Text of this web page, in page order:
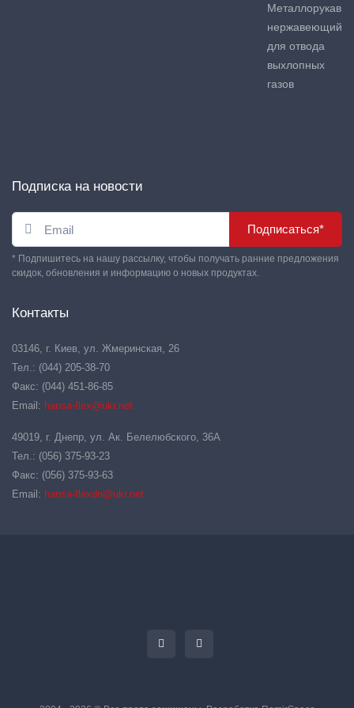
Металлорукав
нержавеющий
для отвода
выхлопных
газов
Подписка на новости
Подписаться*
* Подпишитесь на нашу рассылку, чтобы получать ранние предложения
скидок, обновления и информацию о новых продуктах.
Контакты
03146, г. Киев, ул. Жмеринская, 26
Тел.: (044) 205-38-70
Факс: (044) 451-86-85
Email: hansa-flex@ukr.net
49019, г. Днепр, ул. Ак. Белелюбского, 36А
Тел.: (056) 375-93-23
Факс: (056) 375-93-63
Email: hansa-flexdn@ukr.net